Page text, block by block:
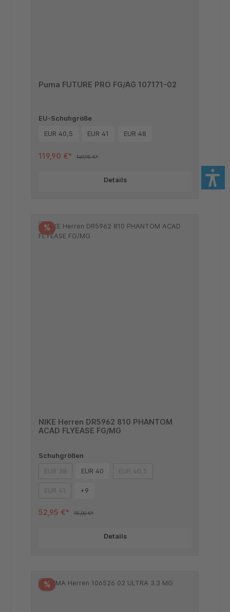
Puma FUTURE PRO FG/AG 107171-02
EU-Schuhgröße
EUR 40,5
EUR 41 EUR 48
119,90 €* 149,95 €*
Details
%
NIKE Herren DR5962 810 PHANTOM
ACAD FLYEASE FG/MG
Schuhgrößen
EUR 38(Diese Option ist zurzeit nicht verfügbar.)
EUR 40 EUR 40,5(Diese Option ist zurzeit nicht
EUR 41(Diese Option ist zurzeit nicht verfügbar.)
+9
52,95 €* 95,00 €*
Details
%